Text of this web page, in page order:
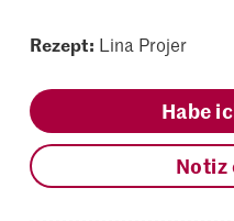
Rezept: Lina Projer
Habe
Notiz